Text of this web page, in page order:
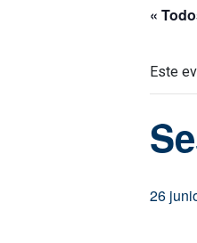
«
Este
26